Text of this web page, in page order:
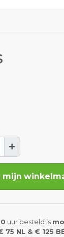
mijn
uur besteld is
75 NL & € 125